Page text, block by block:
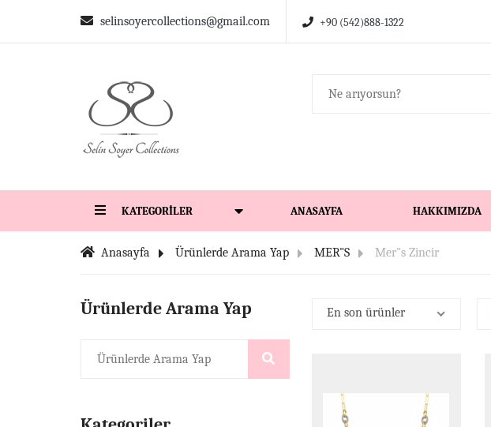
selinsoyercollections@gmail.com +90 (542)888-1322
KATEGORILER ANASAYFA HAKKIMIZDA
Anasayfa Ürünlerde Arama Yap MER"S Mer"s Zincir
Ürünlerde Arama Yap En son ürünler